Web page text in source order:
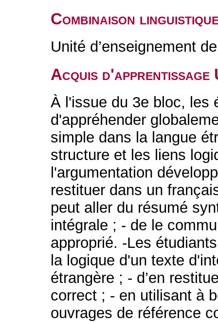
Combinaison
Unité d’enseignement
Acquis d'apprentissage
À l'issue du 3e bloc, les
d'appréhender
simple dans la langue
structure et les liens
l'argumentation
restituer dans un
peut aller du résumé
intégrale ; - de le
approprié. -Les
la logique d'un texte
étrangère ; - d’en
correct ; - en utilisant à
ouvrages de référence